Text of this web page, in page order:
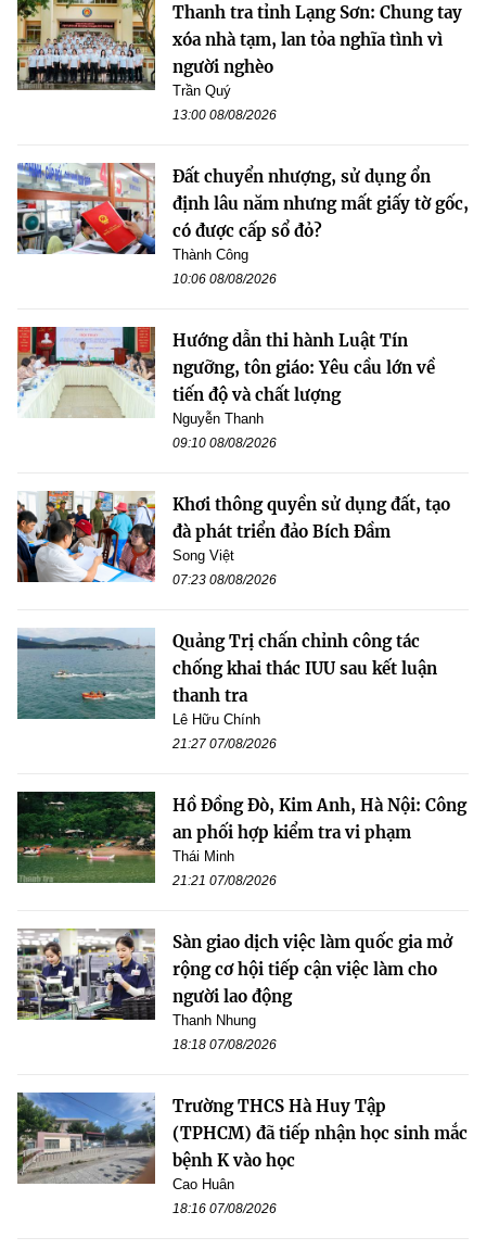
Thanh tra tỉnh Lạng Sơn: Chung tay
xóa nhà tạm, lan tỏa nghĩa tình vì
người nghèo
Trần Quý
13:00 08/08/2026
Đất chuyển nhượng, sử dụng ổn
định lâu năm nhưng mất giấy tờ gốc,
có được cấp sổ đỏ?
Thành Công
10:06 08/08/2026
Hướng dẫn thi hành Luật Tín
ngưỡng, tôn giáo: Yêu cầu lớn về
tiến độ và chất lượng
Nguyễn Thanh
09:10 08/08/2026
Khơi thông quyền sử dụng đất, tạo
đà phát triển đảo Bích Đầm
Song Việt
07:23 08/08/2026
Quảng Trị chấn chỉnh công tác
chống khai thác IUU sau kết luận
thanh tra
Lê Hữu Chính
21:27 07/08/2026
Hồ Đồng Đò, Kim Anh, Hà Nội: Công
an phối hợp kiểm tra vi phạm
Thái Minh
21:21 07/08/2026
Sàn giao dịch việc làm quốc gia mở
rộng cơ hội tiếp cận việc làm cho
người lao động
Thanh Nhung
18:18 07/08/2026
Trường THCS Hà Huy Tập
(TPHCM) đã tiếp nhận học sinh mắc
bệnh K vào học
Cao Huân
18:16 07/08/2026